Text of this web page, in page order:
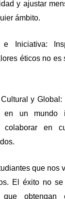
y ajustar
ámbito.
e Iniciativa:
éticos no es
y Global:
en un mundo
colaborar en
que nos
El éxito no
que